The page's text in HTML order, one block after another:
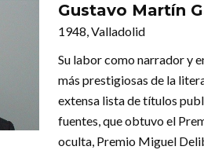
Gustavo Martín
1948, Valladolid
Su labor como narrador y
más prestigiosas de la
extensa lista de títulos
fuentes, que obtuvo el
oculta, Premio Miguel